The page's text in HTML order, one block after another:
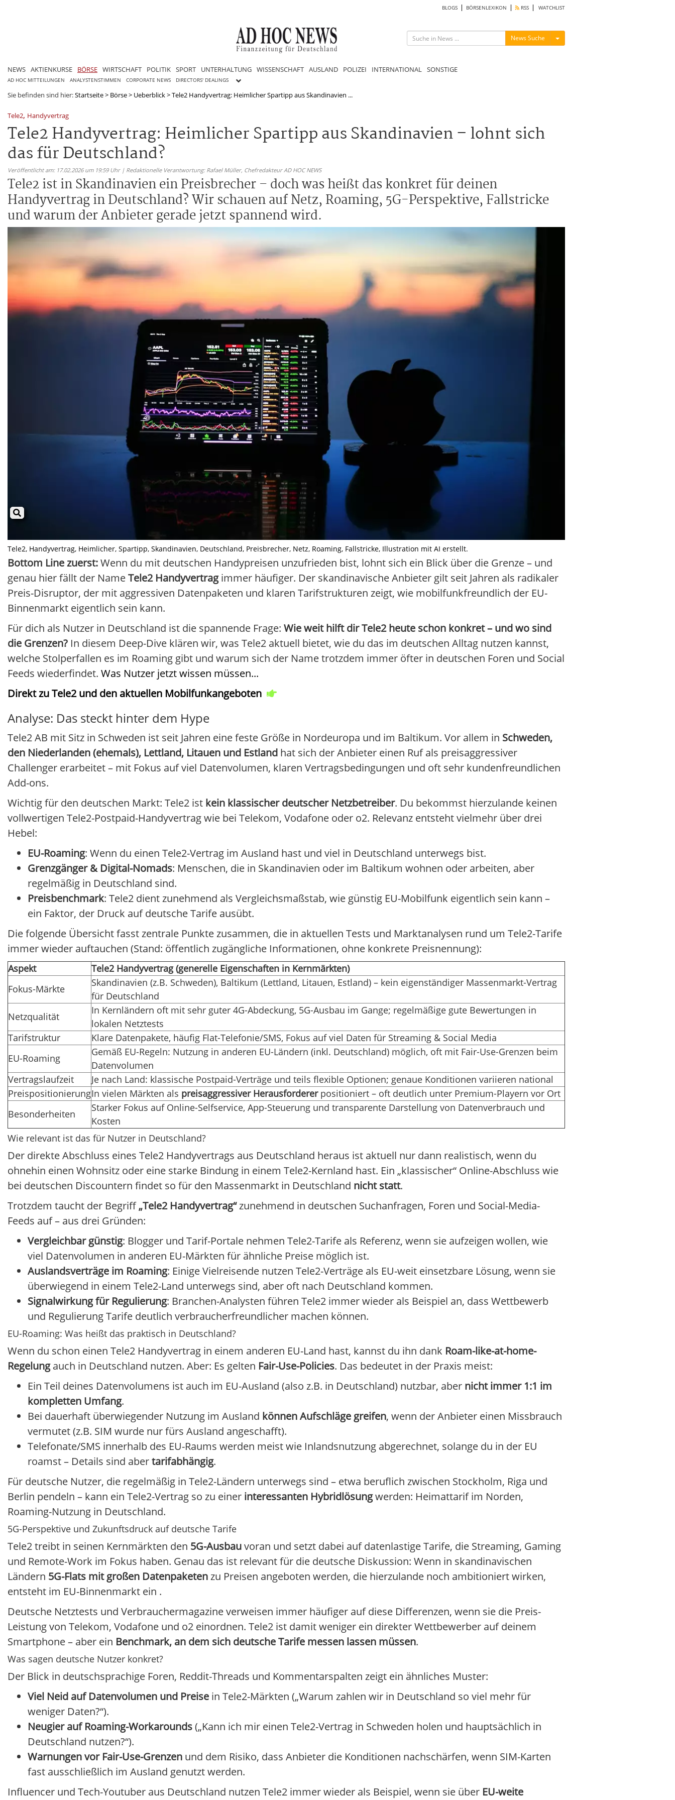
BLOGS BÖRSENLEXIKON RSS WATCHLIST
News Suche Menü ein-/ausblenden
NEWS AKTIENKURSE BÖRSE WIRTSCHAFT POLITIK SPORT UNTERHALTUNG WISSENSCHAFT AUSLAND POLIZEI INTERNATIONAL SONSTIGE
AD HOC MITTEILUNGEN ANALYSTENSTIMMEN CORPORATE NEWS DIRECTORS' DEALINGS
Sie befinden sind hier:Startseite> Börse> Ueberblick>Tele2 Handyvertrag: Heimlicher Spartipp aus Skandinavien ...
Tele2, Handyvertrag
Tele2 Handyvertrag: Heimlicher Spartipp aus Skandinavien – lohnt sich
das für Deutschland?
Veröffentlicht am: 17.02.2026 um 19:59 Uhr | Redaktionelle Verantwortung: Rafael Müller, Chefredakteur AD HOC NEWS
Tele2 ist in Skandinavien ein Preisbrecher – doch was heißt das konkret für deinen
Handyvertrag in Deutschland? Wir schauen auf Netz, Roaming, 5G-Perspektive, Fallstricke
und warum der Anbieter gerade jetzt spannend wird.
Tele2, Handyvertrag, Heimlicher, Spartipp, Skandinavien, Deutschland, Preisbrecher, Netz, Roaming, Fallstricke, Illustration mit AI erstellt.
Bottom Line zuerst:Wenn du mit deutschen Handypreisen unzufrieden bist, lohnt sich ein Blick über die Grenze – und
genau hier fällt der NameTele2 Handyvertragimmer häufiger. Der skandinavische Anbieter gilt seit Jahren als radikaler
Preis-Disruptor, der mit aggressiven Datenpaketen und klaren Tarifstrukturen zeigt, wie mobilfunkfreundlich der EU-
Binnenmarkt eigentlich sein kann.
Für dich als Nutzer in Deutschland ist die spannende Frage: Wie weit hilft dir Tele2 heute schon konkret – und wo sind
die Grenzen? In diesem Deep-Dive klären wir, was Tele2 aktuell bietet, wie du das im deutschen Alltag nutzen kannst,
welche Stolperfallen es im Roaming gibt und warum sich der Name trotzdem immer öfter in deutschen Foren und Social
Feeds wiederfindet. Was Nutzer jetzt wissen müssen...
Direkt zu Tele2 und den aktuellen Mobilfunkangeboten
Analyse: Das steckt hinter dem Hype
Tele2 AB mit Sitz in Schweden ist seit Jahren eine feste Größe in Nordeuropa und im Baltikum. Vor allem in Schweden,
den Niederlanden (ehemals), Lettland, Litauen und Estland hat sich der Anbieter einen Ruf als preisaggressiver
Challenger erarbeitet – mit Fokus auf viel Datenvolumen, klaren Vertragsbedingungen und oft sehr kundenfreundlichen
Add-ons.
Wichtig für den deutschen Markt: Tele2 ist kein klassischer deutscher Netzbetreiber. Du bekommst hierzulande keinen
vollwertigen Tele2-Postpaid-Handyvertrag wie bei Telekom, Vodafone oder o2. Relevanz entsteht vielmehr über drei
Hebel:
EU-Roaming: Wenn du einen Tele2-Vertrag im Ausland hast und viel in Deutschland unterwegs bist.
Grenzgänger & Digital-Nomads: Menschen, die in Skandinavien oder im Baltikum wohnen oder arbeiten, aber
regelmäßig in Deutschland sind.
Preisbenchmark: Tele2 dient zunehmend als Vergleichsmaßstab, wie günstig EU-Mobilfunk eigentlich sein kann –
ein Faktor, der Druck auf deutsche Tarife ausübt.
Die folgende Übersicht fasst zentrale Punkte zusammen, die in aktuellen Tests und Marktanalysen rund um Tele2-Tarife
immer wieder auftauchen (Stand: öffentlich zugängliche Informationen, ohne konkrete Preisnennung):
Aspekt
Tele2 Handyvertrag (generelle Eigenschaften in Kernmärkten)
Fokus-Märkte
Skandinavien (z.B. Schweden), Baltikum (Lettland, Litauen, Estland) – kein eigenständiger Massenmarkt-Vertrag
für Deutschland
Netzqualität
In Kernländern oft mit sehr guter 4G-Abdeckung, 5G-Ausbau im Gange; regelmäßige gute Bewertungen in
lokalen Netztests
Tarifstruktur
Klare Datenpakete, häufig Flat-Telefonie/SMS, Fokus auf viel Daten für Streaming & Social Media
EU-Roaming
Gemäß EU-Regeln: Nutzung in anderen EU-Ländern (inkl. Deutschland) möglich, oft mit Fair-Use-Grenzen beim
Datenvolumen
Vertragslaufzeit
Je nach Land: klassische Postpaid-Verträge und teils flexible Optionen; genaue Konditionen variieren national
PreispositionierungIn vielen Märkten als preisaggressiver Herausfordererpositioniert – oft deutlich unter Premium-Playern vor Ort
Besonderheiten
Starker Fokus auf Online-Selfservice, App-Steuerung und transparente Darstellung von Datenverbrauch und
Kosten
Wie relevant ist das für Nutzer in Deutschland?
Der direkte Abschluss eines Tele2 Handyvertrags aus Deutschland heraus ist aktuell nur dann realistisch, wenn du
ohnehin einen Wohnsitz oder eine starke Bindung in einem Tele2-Kernland hast. Ein „klassischer“ Online-Abschluss wie
bei deutschen Discountern findet so für den Massenmarkt in Deutschland nicht statt.
Trotzdem taucht der Begriff„Tele2 Handyvertrag“zunehmend in deutschen Suchanfragen, Foren und Social-Media-
Feeds auf – aus drei Gründen:
Vergleichbar günstig: Blogger und Tarif-Portale nehmen Tele2-Tarife als Referenz, wenn sie aufzeigen wollen, wie
viel Datenvolumen in anderen EU-Märkten für ähnliche Preise möglich ist.
Auslandsverträge im Roaming: Einige Vielreisende nutzen Tele2-Verträge als EU-weit einsetzbare Lösung, wenn sie
überwiegend in einem Tele2-Land unterwegs sind, aber oft nach Deutschland kommen.
Signalwirkung für Regulierung: Branchen-Analysten führen Tele2 immer wieder als Beispiel an, dass Wettbewerb
und Regulierung Tarife deutlich verbraucherfreundlicher machen können.
EU-Roaming: Was heißt das praktisch in Deutschland?
Wenn du schon einen Tele2 Handyvertrag in einem anderen EU-Land hast, kannst du ihn dank Roam-like-at-home-
Regelungauch in Deutschland nutzen. Aber: Es gelten Fair-Use-Policies. Das bedeutet in der Praxis meist:
Ein Teil deines Datenvolumens ist auch im EU-Ausland (also z.B. in Deutschland) nutzbar, aber nicht immer 1:1 im
kompletten Umfang.
Bei dauerhaft überwiegender Nutzung im Ausland können Aufschläge greifen, wenn der Anbieter einen Missbrauch
vermutet (z.B. SIM wurde nur fürs Ausland angeschafft).
Telefonate/SMS innerhalb des EU-Raums werden meist wie Inlandsnutzung abgerechnet, solange du in der EU
roamst – Details sind abertarifabhängig.
Für deutsche Nutzer, die regelmäßig in Tele2-Ländern unterwegs sind – etwa beruflich zwischen Stockholm, Riga und
Berlin pendeln – kann ein Tele2-Vertrag so zu einer interessanten Hybridlösungwerden: Heimattarif im Norden,
Roaming-Nutzung in Deutschland.
5G-Perspektive und Zukunftsdruck auf deutsche Tarife
Tele2 treibt in seinen Kernmärkten den 5G-Ausbauvoran und setzt dabei auf datenlastige Tarife, die Streaming, Gaming
und Remote-Work im Fokus haben. Genau das ist relevant für die deutsche Diskussion: Wenn in skandinavischen
Ländern 5G-Flats mit großen Datenpaketenzu Preisen angeboten werden, die hierzulande noch ambitioniert wirken,
entsteht im EU-Binnenmarkt ein .
Deutsche Netztests und Verbrauchermagazine verweisen immer häufiger auf diese Differenzen, wenn sie die Preis-
Leistung von Telekom, Vodafone und o2 einordnen. Tele2 ist damit weniger ein direkter Wettbewerber auf deinem
Smartphone – aber ein Benchmark, an dem sich deutsche Tarife messen lassen müssen.
Was sagen deutsche Nutzer konkret?
Der Blick in deutschsprachige Foren, Reddit-Threads und Kommentarspalten zeigt ein ähnliches Muster:
Viel Neid auf Datenvolumen und Preise in Tele2-Märkten („Warum zahlen wir in Deutschland so viel mehr für
weniger Daten?“).
Neugier auf Roaming-Workarounds(„Kann ich mir einen Tele2-Vertrag in Schweden holen und hauptsächlich in
Deutschland nutzen?“).
Warnungen vor Fair-Use-Grenzen und dem Risiko, dass Anbieter die Konditionen nachschärfen, wenn SIM-Karten
fast ausschließlich im Ausland genutzt werden.
Influencer und Tech-Youtuber aus Deutschland nutzen Tele2 immer wieder als Beispiel, wenn sie über EU-weite